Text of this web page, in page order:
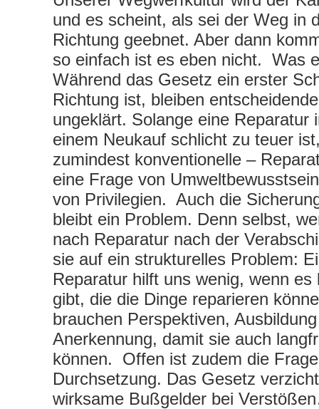
und es scheint, als sei der Weg in
Richtung geebnet. Aber dann
so einfach ist es eben nicht. Was
Während das Gesetz ein erster
Richtung ist, bleiben
ungeklärt. Solange eine Reparatur
einem Neukauf schlicht zu teuer
zumindest konventionelle –
eine Frage von
von Privilegien. Auch die
bleibt ein Problem. Denn selbst,
nach Reparatur nach der
sie auf ein strukturelles Problem:
Reparatur hilft uns wenig, wenn es
gibt, die die Dinge reparieren
brauchen Perspektiven,
Anerkennung, damit sie auch
können. Offen ist zudem die
Durchsetzung. Das Gesetz
wirksame Bußgelder bei